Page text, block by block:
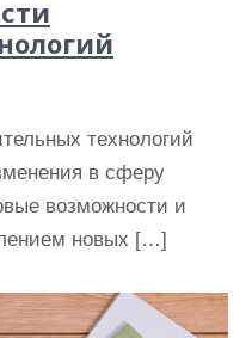
технологий
в сферу
возможности и
новых […]